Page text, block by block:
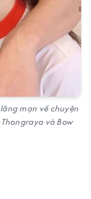
mạn về chuyện
và Bow